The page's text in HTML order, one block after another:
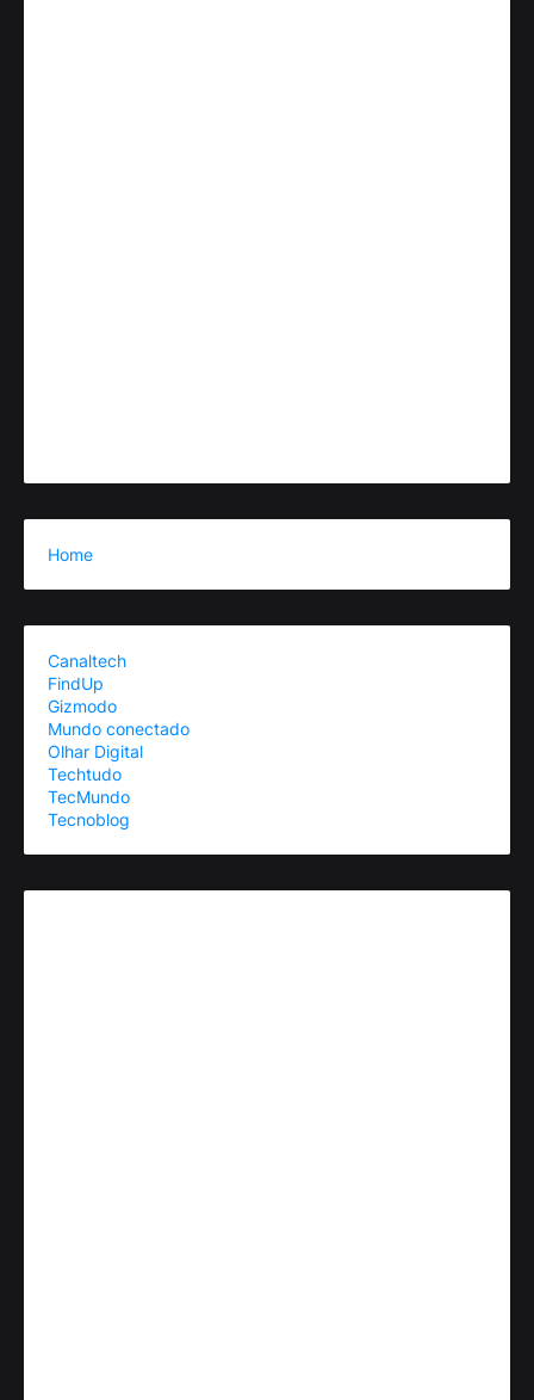
Home
Canaltech
FindUp
Gizmodo
Mundo conectado
Olhar Digital
Techtudo
TecMundo
Tecnoblog